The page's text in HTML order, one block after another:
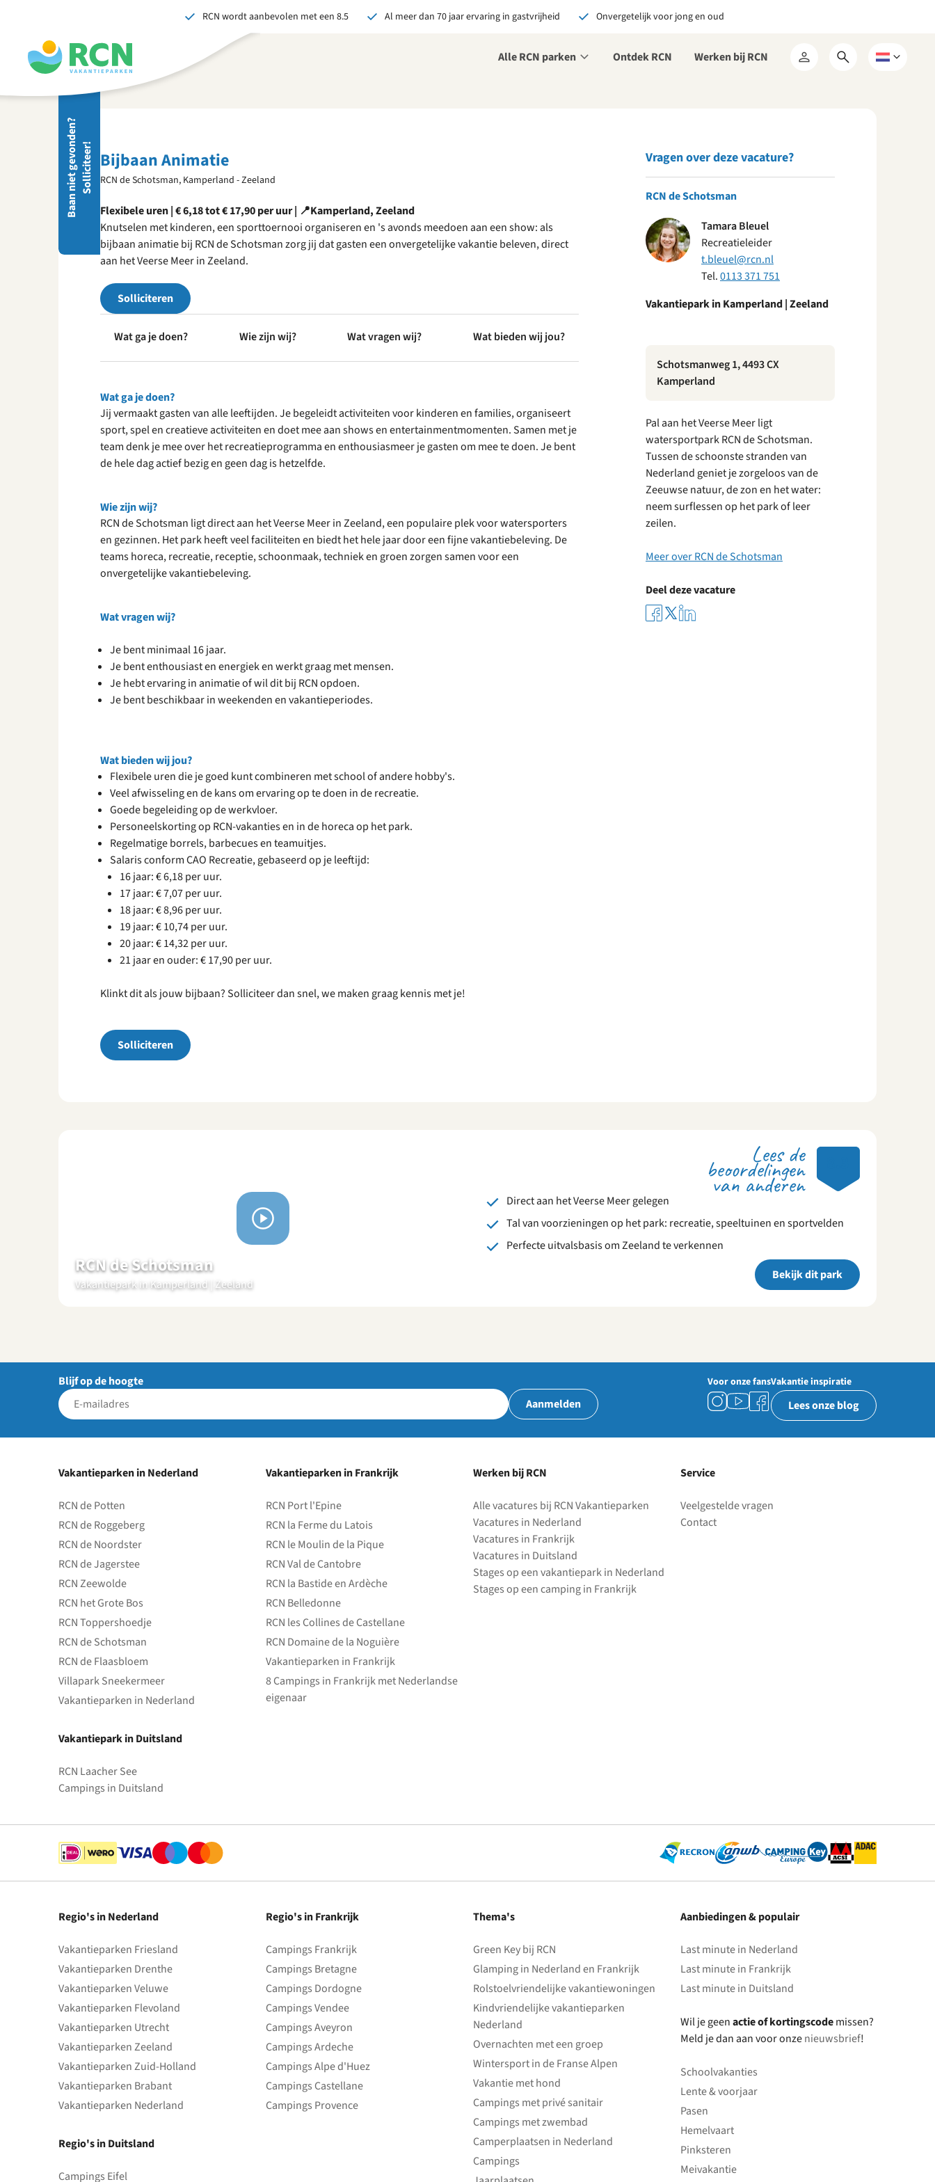
hoofdnavigatie
hoofdinhoud
voettekstinhoud
RCN wordt aanbevolen met een 8.5 Al meer dan 70 jaar ervaring in gastvrijheid Onvergetelijk voor jong en oud
Alle RCN parken Ontdek RCN Werken bij RCN
Mijn
Open
Kies
B
a
a
n
n
i
e
t
g
e
v
on
d
e
n
?
S
o
l
l
i
c
i
t
e
e
r!
Solliciteer nu
Bijbaan Animatie
RCN de Schotsman, Kamperland - Zeeland
Flexibele uren | € 6,18 tot € 17,90 per uur | 📍Kamperland, Zeeland
Knutselen met kinderen, een sporttoernooi organiseren en 's avonds meedoen aan een show: als
bijbaan animatie bij RCN de Schotsman zorg jij dat gasten een onvergetelijke vakantie beleven, direct
aan het Veerse Meer in Zeeland.
Solliciteren
Wat ga je doen? Wie zijn wij? Wat vragen wij? Wat bieden wij jou?
Wat ga je doen?
Jij vermaakt gasten van alle leeftijden. Je begeleidt activiteiten voor kinderen en families, organiseert
sport, spel en creatieve activiteiten en doet mee aan shows en entertainmentmomenten. Samen met je
team denk je mee over het recreatieprogramma en enthousiasmeer je gasten om mee te doen. Je bent
de hele dag actief bezig en geen dag is hetzelfde.
Wie zijn wij?
RCN de Schotsman ligt direct aan het Veerse Meer in Zeeland, een populaire plek voor watersporters
en gezinnen. Het park heeft veel faciliteiten en biedt het hele jaar door een fijne vakantiebeleving. De
teams horeca, recreatie, receptie, schoonmaak, techniek en groen zorgen samen voor een
onvergetelijke vakantiebeleving.
Wat vragen wij?
Je bent minimaal 16 jaar.
Je bent enthousiast en energiek en werkt graag met mensen.
Je hebt ervaring in animatie of wil dit bij RCN opdoen.
Je bent beschikbaar in weekenden en vakantieperiodes.
Wat bieden wij jou?
Flexibele uren die je goed kunt combineren met school of andere hobby's.
Veel afwisseling en de kans om ervaring op te doen in de recreatie.
Goede begeleiding op de werkvloer.
Personeelskorting op RCN-vakanties en in de horeca op het park.
Regelmatige borrels, barbecues en teamuitjes.
Salaris conform CAO Recreatie, gebaseerd op je leeftijd:
16 jaar: € 6,18 per uur.
17 jaar: € 7,07 per uur.
18 jaar: € 8,96 per uur.
19 jaar: € 10,74 per uur.
20 jaar: € 14,32 per uur.
21 jaar en ouder: € 17,90 per uur.
Klinkt dit als jouw bijbaan? Solliciteer dan snel, we maken graag kennis met je!
Solliciteren
Vragen over deze vacature?
RCN de Schotsman
Tamara Bleuel
Recreatieleider
t.bleuel@rcn.nl
Tel.0113 371 751
Vakantiepark in Kamperland | Zeeland
Schotsmanweg 1, 4493 CX
Kamperland
Pal aan het Veerse Meer ligt
watersportpark RCN de Schotsman.
Tussen de schoonste stranden van
Nederland geniet je zorgeloos van de
Zeeuwse natuur, de zon en het water:
neem surflessen op het park of leer
zeilen.
Meer over RCN de Schotsman
Deel deze vacature
RCN de Schotsman
Vakantiepark in Kamperland | Zeeland
Bekijk
video's
Lees de
beoordelingen
van anderen
Direct aan het Veerse Meer gelegen
Tal van voorzieningen op het park: recreatie, speeltuinen en sportvelden
Perfecte uitvalsbasis om Zeeland te verkennen
Bekijk dit park
Blijf op de hoogte
Aanmelden
Voor onze fansVakantie inspiratie
Lees onze blog
Vakantieparken in Nederland
RCN de Potten
RCN de Roggeberg
RCN de Noordster
RCN de Jagerstee
RCN Zeewolde
RCN het Grote Bos
RCN Toppershoedje
RCN de Schotsman
RCN de Flaasbloem
Villapark Sneekermeer
Vakantieparken in Nederland
Vakantiepark in Duitsland
RCN Laacher See
Campings in Duitsland
Vakantieparken in Frankrijk
RCN Port l'Epine
RCN la Ferme du Latois
RCN le Moulin de la Pique
RCN Val de Cantobre
RCN la Bastide en Ardèche
RCN Belledonne
RCN les Collines de Castellane
RCN Domaine de la Noguière
Vakantieparken in Frankrijk
8 Campings in Frankrijk met Nederlandse
eigenaar
Werken bij RCN
Alle vacatures bij RCN Vakantieparken
Vacatures in Nederland
Vacatures in Frankrijk
Vacatures in Duitsland
Stages op een vakantiepark in Nederland
Stages op een camping in Frankrijk
Service
Veelgestelde vragen
Contact
Regio's in Nederland
Vakantieparken Friesland
Vakantieparken Drenthe
Vakantieparken Veluwe
Vakantieparken Flevoland
Vakantieparken Utrecht
Vakantieparken Zeeland
Vakantieparken Zuid-Holland
Vakantieparken Brabant
Vakantieparken Nederland
Regio's in Duitsland
Campings Eifel
Regio's in Frankrijk
Campings Frankrijk
Campings Bretagne
Campings Dordogne
Campings Vendee
Campings Aveyron
Campings Ardeche
Campings Alpe d'Huez
Campings Castellane
Campings Provence
Thema's
Green Key bij RCN
Glamping in Nederland en Frankrijk
Rolstoelvriendelijke vakantiewoningen
Kindvriendelijke vakantieparken
Nederland
Overnachten met een groep
Wintersport in de Franse Alpen
Vakantie met hond
Campings met privé sanitair
Campings met zwembad
Camperplaatsen in Nederland
Campings
Aanbiedingen & populair
Last minute in Nederland
Last minute in Frankrijk
Last minute in Duitsland
Wil je geenactie of kortingscodemissen?
Meld je dan aan voor onzenieuwsbrief!
Schoolvakanties
Lente & voorjaar
Pasen
Hemelvaart
Pinksteren
Meivakantie